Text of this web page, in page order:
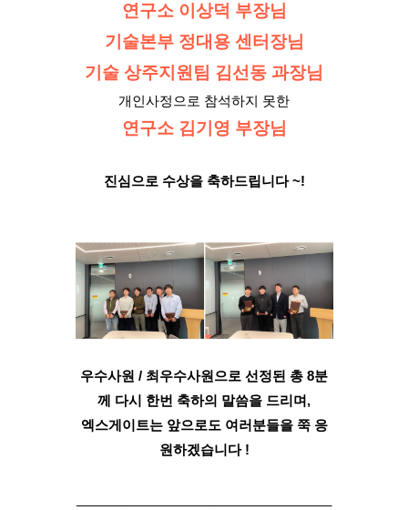
연구소 이상덕 부장님
기술본부 정대용 센터장님
기술 상주지원팀 김선동 과장님
개인사정으로 참석하지 못한
연구소 김기영 부장님
진심으로 수상을 축하드립니다 ~!
우수사원 / 최우수사원으로 선정된 총 8분
께 다시 한번 축하의 말씀을 드리며,
엑스게이트는 앞으로도 여러분들을 쭉 응
원하겠습니다 !